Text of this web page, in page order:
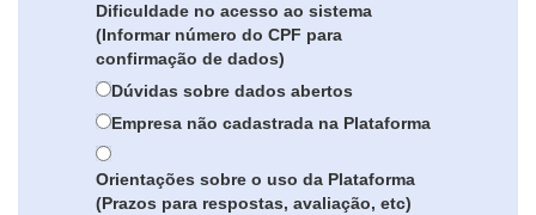
Dificuldade no acesso ao sistema
(Informar número do CPF para
confirmação de dados)
Dúvidas sobre dados abertos
Empresa não cadastrada na Plataforma
Orientações sobre o uso da Plataforma
(Prazos para respostas, avaliação, etc)